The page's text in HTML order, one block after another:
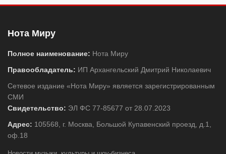
Нота Миру
Полное наименование: Нота Миру
Правообладатель: ИП Архангельский Дмитрий Николаевич
Сетевое издание «Нота Миру» является зарегистрированным
СМИ
Свидетельство: ЭЛ ФС 77-85677 от 28.07.2023
Адрес: 105568, г. Москва, Большой Купавенский проезд, д.1,
оф.18